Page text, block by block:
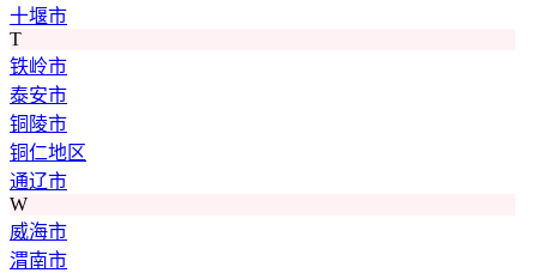
十堰市
T
铁岭市
泰安市
铜陵市
铜仁地区
通辽市
W
威海市
渭南市